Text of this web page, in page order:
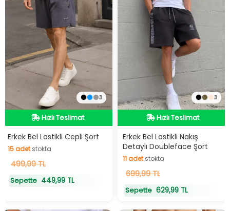
3
Hızlı Teslimat
Hızlı Teslimat
Erkek Bel Lastikli Cepli Şort
15adetstokta
15adetstokta
499,99 TL
Sepette 449,99 TL
3
Hızlı Teslimat
Hızlı Teslimat
Erkek Bel Lastikli Nakış
Detaylı Doubleface Şort
11adetstokta
11adetstokta
699,99 TL
Sepette 629,99 TL